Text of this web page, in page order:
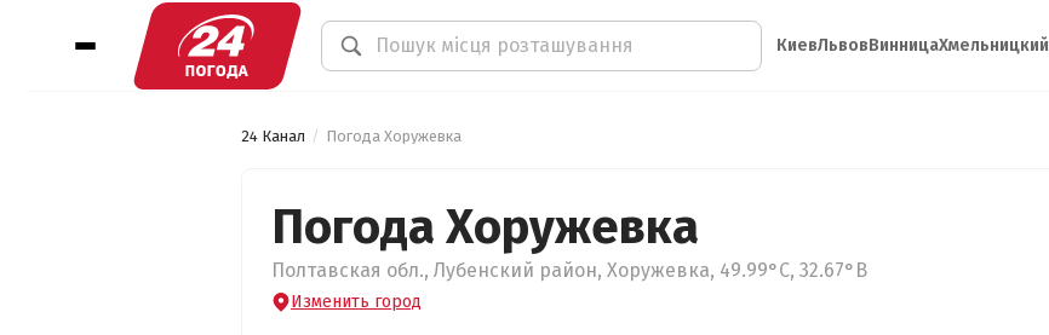
КиевЛьвовВинницаХмельницкий
24 Канал Погода Хоружевка
Погода Хоружевка
Полтавская обл., Лубенский район, Хоружевка, 49.99°С, 32.67°В
Изменить город